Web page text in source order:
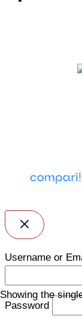
Showing the
Username or
Password